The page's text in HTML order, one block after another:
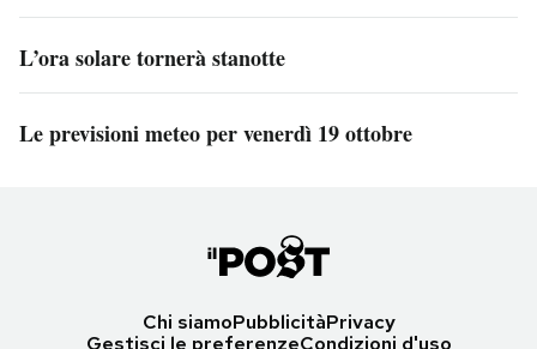
L’ora solare tornerà stanotte
Le previsioni meteo per venerdì 19 ottobre
Chi siamoPubblicitàPrivacy
Gestisci le preferenzeCondizioni d'uso